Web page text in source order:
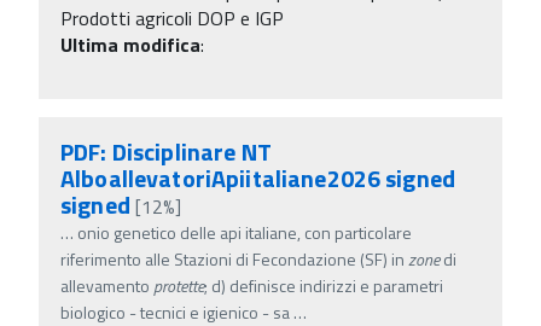
Prodotti agricoli DOP e IGP
Ultima modifica:
PDF: Disciplinare NT
AlboallevatoriApiitaliane2026 signed
signed [12%]
… onio genetico delle api italiane, con particolare
riferimento alle Stazioni di Fecondazione (SF) inzonedi
allevamento protette; d) definisce indirizzi e parametri
biologico - tecnici e igienico - sa…